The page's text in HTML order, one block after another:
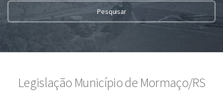
Legislação Município de Mormaço/RS